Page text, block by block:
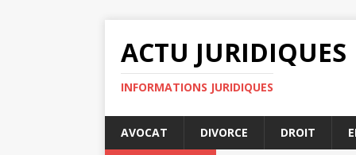
ACTU JURIDIQUES
INFORMATIONS JURIDIQUES
AVOCAT DIVORCE DROIT